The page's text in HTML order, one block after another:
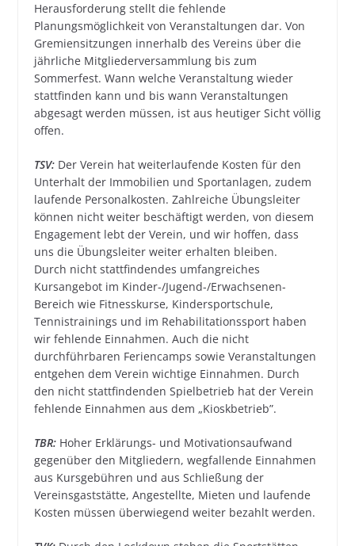
Herausforderung stellt die fehlende
Planungsmöglichkeit von Veranstaltungen dar. Von
Gremiensitzungen innerhalb des Vereins über die
jährliche Mitgliederversammlung bis zum
Sommerfest. Wann welche Veranstaltung wieder
stattfinden kann und bis wann Veranstaltungen
abgesagt werden müssen, ist aus heutiger Sicht völlig
offen.
TSV:Der Verein hat weiterlaufende Kosten für den
Unterhalt der Immobilien und Sportanlagen, zudem
laufende Personalkosten. Zahlreiche Übungsleiter
können nicht weiter beschäftigt werden, von diesem
Engagement lebt der Verein, und wir hoffen, dass
uns die Übungsleiter weiter erhalten bleiben.
Durch nicht stattfindendes umfangreiches
Kursangebot im Kinder-/Jugend-/Erwachsenen-
Bereich wie Fitnesskurse, Kindersportschule,
Tennistrainings und im Rehabilitationssport haben
wir fehlende Einnahmen. Auch die nicht
durchführbaren Feriencamps sowie Veranstaltungen
entgehen dem Verein wichtige Einnahmen. Durch
den nicht stattfindenden Spielbetrieb hat der Verein
fehlende Einnahmen aus dem „Kioskbetrieb”.
TBR:Hoher Erklärungs- und Motivationsaufwand
gegenüber den Mitgliedern, wegfallende Einnahmen
aus Kursgebühren und aus Schließung der
Vereinsgaststätte, Angestellte, Mieten und laufende
Kosten müssen überwiegend weiter bezahlt werden.